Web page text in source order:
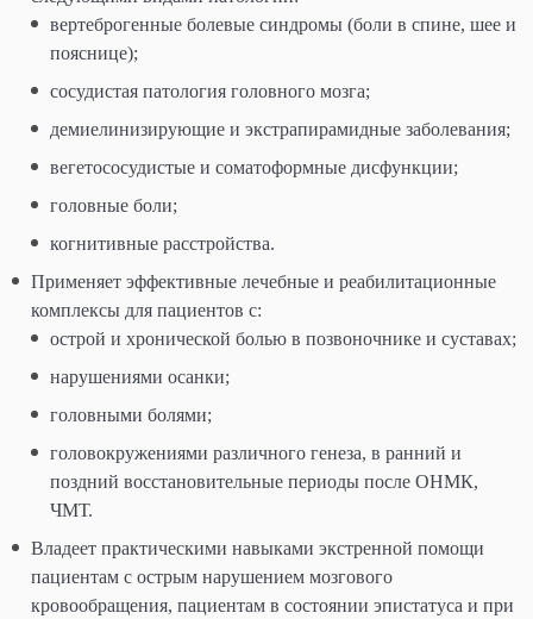
вертеброгенные болевые синдромы (боли в спине, шее и
пояснице);
сосудистая патология головного мозга;
демиелинизирующие и экстрапирамидные заболевания;
вегетососудистые и соматоформные дисфункции;
головные боли;
когнитивные расстройства.
Применяет эффективные лечебные и реабилитационные
комплексы для пациентов с:
острой и хронической болью в позвоночнике и суставах;
нарушениями осанки;
головными болями;
головокружениями различного генеза, в ранний и
поздний восстановительные периоды после ОНМК,
ЧМТ.
Владеет практическими навыками экстренной помощи
пациентам с острым нарушением мозгового
кровообращения, пациентам в состоянии эпистатуса и при